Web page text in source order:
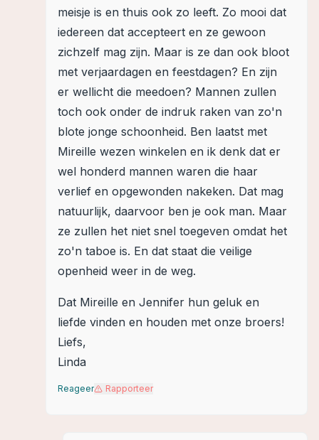
meisje is en thuis ook zo leeft. Zo mooi dat
iedereen dat accepteert en ze gewoon
zichzelf mag zijn. Maar is ze dan ook bloot
met verjaardagen en feestdagen? En zijn
er wellicht die meedoen? Mannen zullen
toch ook onder de indruk raken van zo'n
blote jonge schoonheid. Ben laatst met
Mireille wezen winkelen en ik denk dat er
wel honderd mannen waren die haar
verlief en opgewonden nakeken. Dat mag
natuurlijk, daarvoor ben je ook man. Maar
ze zullen het niet snel toegeven omdat het
zo'n taboe is. En dat staat die veilige
openheid weer in de weg.
Dat Mireille en Jennifer hun geluk en
liefde vinden en houden met onze broers!
Liefs,
Linda
Reageer Rapporteer